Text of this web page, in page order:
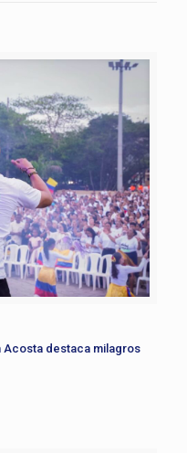
Acosta destaca milagros